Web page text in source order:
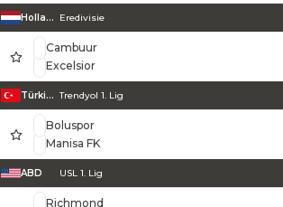
Maç Sonuçları Tablosu
Action
Takımlar
Skor
Maç Sonuçu
Hollanda Eredivisie
Cambuur
Excelsior
Türkiye Trendyol 1. Lig
Boluspor
Manisa FK
ABD USL 1. Lig
Richmond